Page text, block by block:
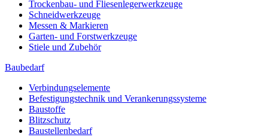
Trockenbau- und Fliesenlegerwerkzeuge
Schneidwerkzeuge
Messen & Markieren
Garten- und Forstwerkzeuge
Stiele und Zubehör
Baubedarf
Verbindungselemente
Befestigungstechnik und Verankerungssysteme
Baustoffe
Blitzschutz
Baustellenbedarf